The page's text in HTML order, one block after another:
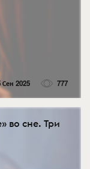
Сен 2025 777
во сне. Три